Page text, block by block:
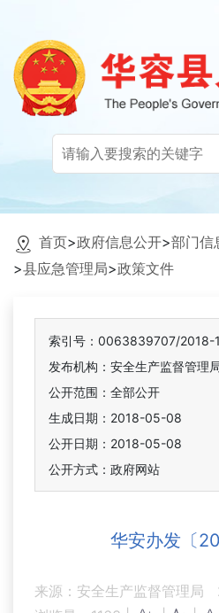
首页>政府信息公开>部门信
>县应急管理局>政策文件
索引号：0063839707/2018-
发布机构：安全生产监督管理
公开范围：全部公开
生成日期：2018-05-08
公开日期：2018-05-08
公开方式：政府网站
华安办发〔
来源：安全生产监督管理局